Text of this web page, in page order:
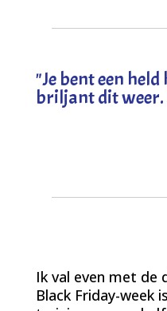
"Je bent een
briljant dit weer.
Ik val even met de
Black Friday-week